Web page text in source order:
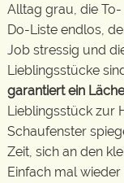
Alltag grau, die To-
Do-Liste endlos,
Job stressig und
Lieblingsstücke
garantiert ein
Lieblingsstück zur
Schaufenster
Zeit, sich an den
Einfach mal